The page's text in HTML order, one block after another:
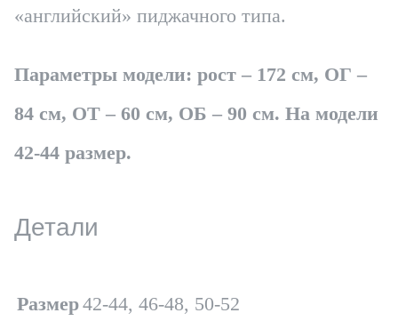
«английский» пиджачного типа.
Параметры модели: рост – 172 см, ОГ –
84 см, ОТ – 60 см, ОБ – 90 см. На модели
42-44 размер.
Детали
Размер42-44, 46-48, 50-52